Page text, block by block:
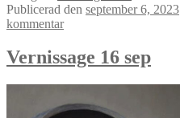
Publicerad den september 6, 2023
kommentar
Vernissage 16 sep